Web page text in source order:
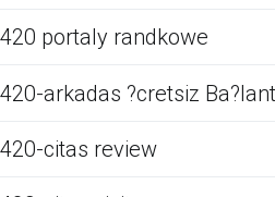
420 portaly randkowe
420-arkadas ?cretsiz
420-citas review